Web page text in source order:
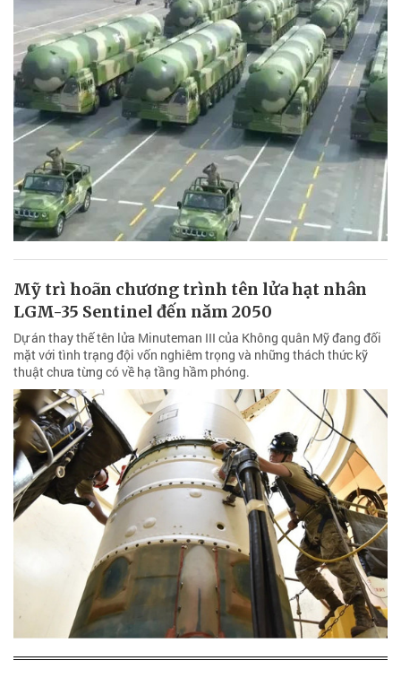
Mỹ trì hoãn chương trình tên lửa hạt nhân
LGM-35 Sentinel đến năm 2050
Dự án thay thế tên lửa Minuteman III của Không quân Mỹ đang đối
mặt với tình trạng đội vốn nghiêm trọng và những thách thức kỹ
thuật chưa từng có về hạ tầng hầm phóng.